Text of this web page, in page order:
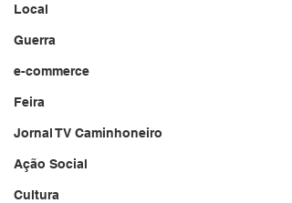
Local
Guerra
e-commerce
Feira
Jornal TV Caminhoneiro
Ação Social
Cultura